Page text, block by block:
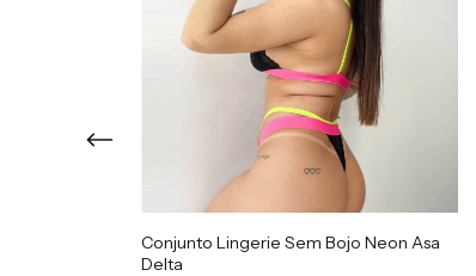
Conjunto Lingerie Sem Bojo Neon Asa
Delta